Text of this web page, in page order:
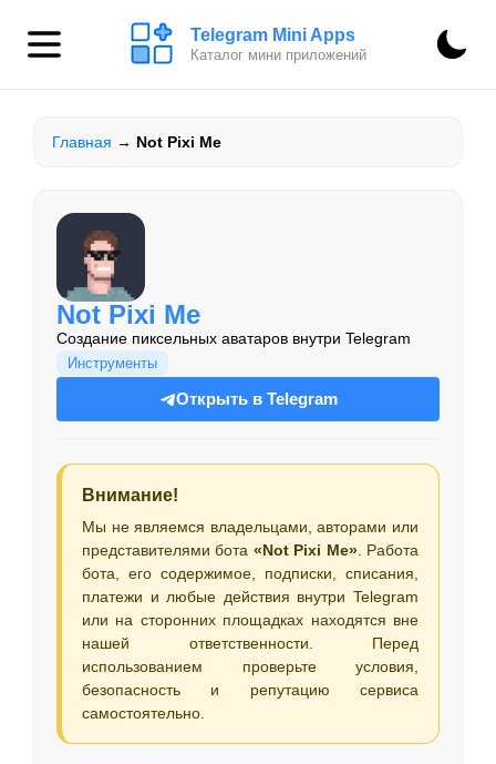
Telegram Mini Apps
Каталог мини приложений
Главная → Not Pixi Me
Not Pixi Me
Создание пиксельных аватаров внутри Telegram
Инструменты
Открыть в Telegram
Внимание!
Мы не являемся владельцами, авторами или
представителями бота «Not Pixi Me». Работа
бота, его содержимое, подписки, списания,
платежи и любые действия внутри Telegram
или на сторонних площадках находятся вне
нашей ответственности. Перед
использованием проверьте условия,
безопасность и репутацию сервиса
самостоятельно.